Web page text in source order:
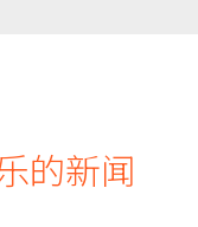
的新闻